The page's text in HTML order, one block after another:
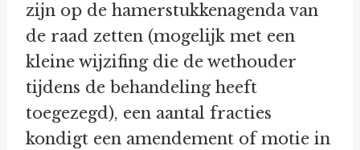
zijn op de hamerstukkenagenda van
de raad zetten (mogelijk met een
kleine wijzifing die de wethouder
tijdens de behandeling heeft
toegezegd), een aantal fracties
kondigt een amendement of motie in